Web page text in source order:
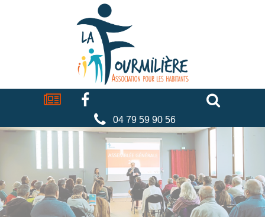
La
fourmilière
Actualités Facebook
04 79 59 90 56
Cookies management panel